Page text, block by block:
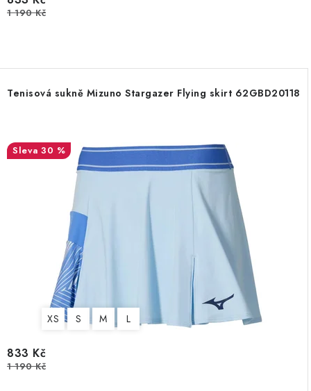
1 190 Kč
Tenisová sukně Mizuno Stargazer Flying skirt 62GBD20118
30 %
XS S M L
833 Kč
1 190 Kč